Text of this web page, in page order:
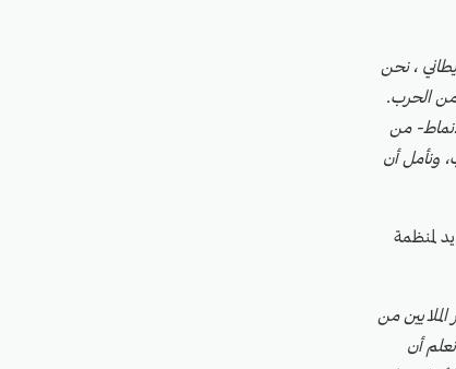
، نحن
من الحرب.
من
ونأمل أن
لمنظمة
من
أن